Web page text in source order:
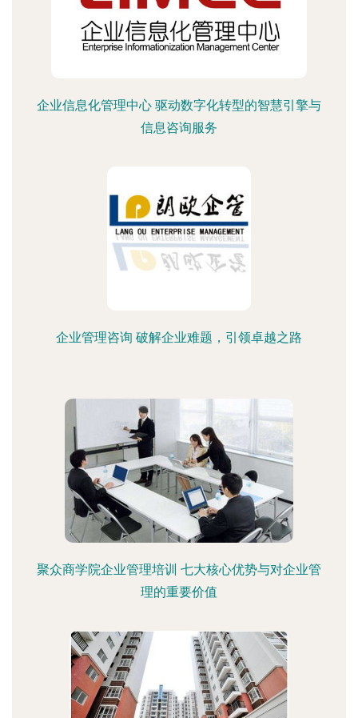
企业信息化管理中心 驱动数字化转型的智慧引擎与
信息咨询服务
企业管理咨询 破解企业难题，引领卓越之路
聚众商学院企业管理培训 七大核心优势与对企业管
理的重要价值